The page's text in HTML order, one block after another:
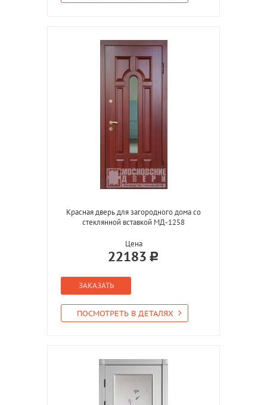
Красная дверь для загородного дома со
стеклянной вставкой МД-1258
Цена
22183
ЗАКАЗАТЬ
ПОСМОТРЕТЬ В ДЕТАЛЯХ